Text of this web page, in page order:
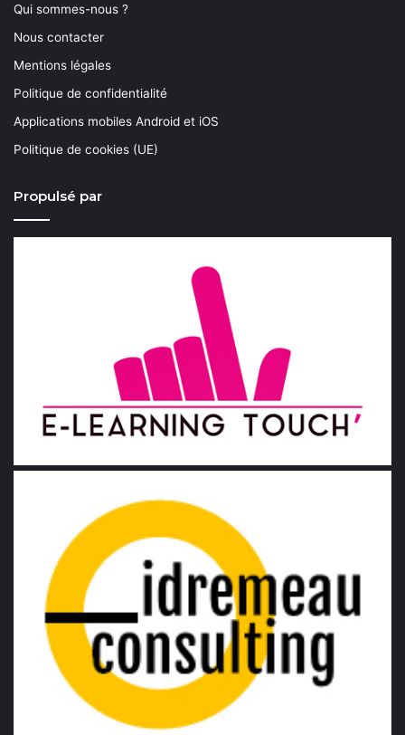
Qui sommes-nous ?
Nous contacter
Mentions légales
Politique de confidentialité
Applications mobiles Android et iOS
Politique de cookies (UE)
Propulsé par